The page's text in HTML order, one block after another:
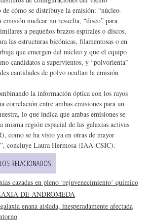
de cómo se distribuye la emisión: “núcleo-
emisión nuclear no resuelta, “disco” para
a pequeños brazos espirales o discos,
las estructuras bicónicas, filamentosas o en
que emergen del núcleo y que el equipo
candidatos a supervientos, y “polvorienta”
cantidades de polvo ocultan la emisión
la información óptica con los rayos
correlación entre ambas emisiones para un
lo que indica que ambas emisiones se
misma región espacial de las galaxias activas
como se ha visto ya en otras de mayor
concluye Laura Hermosa (IAA-CSIC).
RELACIONADOS
cazadas en pleno ‘rejuvenecimiento’ químico
DE ANDRÓMEDA
enana aislada, inesperadamente afectada